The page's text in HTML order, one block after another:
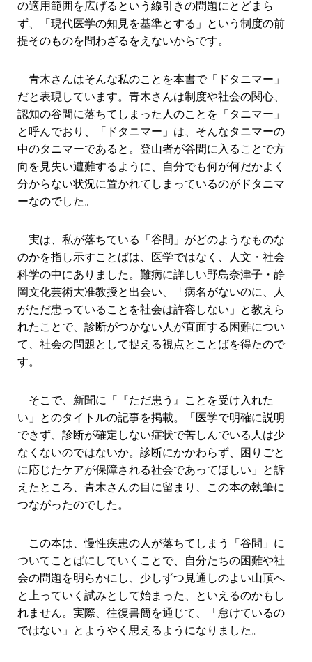
の適用範囲を広げるという線引きの問題にとどまら
ず、「現代医学の知見を基準とする」という制度の前
提そのものを問わざるをえないからです。
青木さんはそんな私のことを本書で「ドタニマー」
だと表現しています。青木さんは制度や社会の関心、
認知の谷間に落ちてしまった人のことを「タニマー」
と呼んでおり、「ドタニマー」は、そんなタニマーの
中のタニマーであると。登山者が谷間に入ることで方
向を見失い遭難するように、自分でも何が何だかよく
分からない状況に置かれてしまっているのがドタニマ
ーなのでした。
実は、私が落ちている「谷間」がどのようなものな
のかを指し示すことばは、医学ではなく、人文・社会
科学の中にありました。難病に詳しい野島奈津子・静
岡文化芸術大准教授と出会い、「病名がないのに、人
がただ患っていることを社会は許容しない」と教えら
れたことで、診断がつかない人が直面する困難につい
て、社会の問題として捉える視点とことばを得たので
す。
そこで、新聞に「『ただ患う』ことを受け入れた
い」とのタイトルの記事を掲載。「医学で明確に説明
できず、診断が確定しない症状で苦しんでいる人は少
なくないのではないか。診断にかかわらず、困りごと
に応じたケアが保障される社会であってほしい」と訴
えたところ、青木さんの目に留まり、この本の執筆に
つながったのでした。
この本は、慢性疾患の人が落ちてしまう「谷間」に
ついてことばにしていくことで、自分たちの困難や社
会の問題を明らかにし、少しずつ見通しのよい山頂へ
と上っていく試みとして始まった、といえるのかもし
れません。実際、往復書簡を通じて、「怠けているの
ではない」とようやく思えるようになりました。